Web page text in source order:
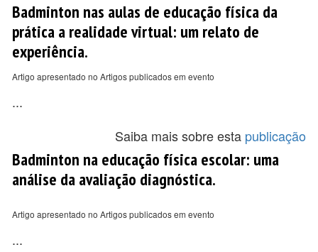
Badminton nas aulas de educação física da
prática a realidade virtual: um relato de
experiência.
Artigo apresentado no Artigos publicados em evento
...
Saiba mais sobre esta publicação
Badminton na educação física escolar: uma
análise da avaliação diagnóstica.
Artigo apresentado no Artigos publicados em evento
...